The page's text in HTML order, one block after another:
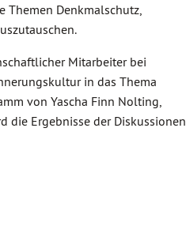
Themen Denkmalschutz,
Mitarbeiter bei
in das Thema
von Yascha Finn Nolting,
die Ergebnisse der Diskussionen